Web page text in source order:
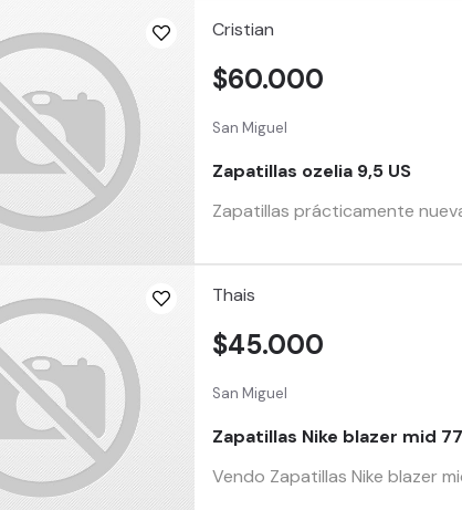
Cristian
San Miguel
Zapatillas ozelia 9,5 US
Zapatillas prácticamente
$60.000
Thais
San Miguel
Zapatillas Nike blazer mid
Vendo Zapatillas Nike blazer
$45.000